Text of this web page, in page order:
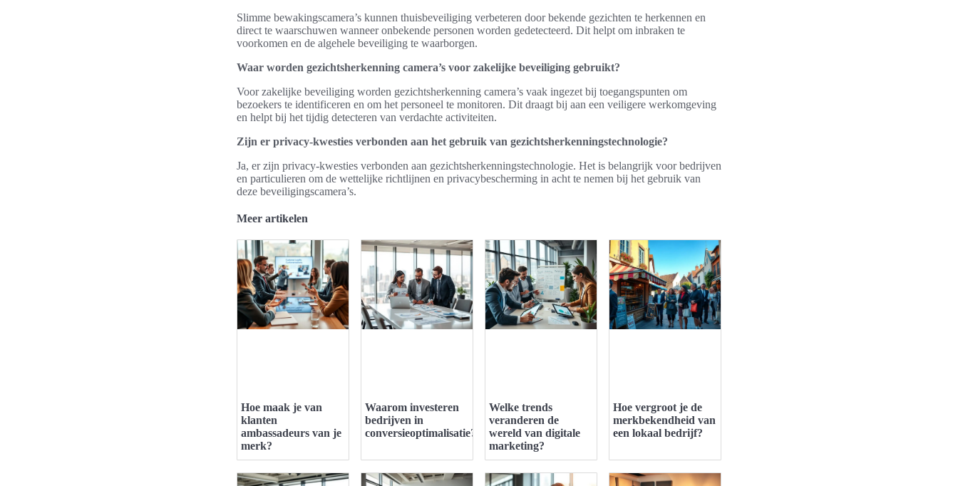
Slimme bewakingscamera’s kunnen thuisbeveiliging verbeteren door bekende gezichten te herkennen en
direct te waarschuwen wanneer onbekende personen worden gedetecteerd. Dit helpt om inbraken te
voorkomen en de algehele beveiliging te waarborgen.
Waar worden gezichtsherkenning camera’s voor zakelijke beveiliging gebruikt?
Voor zakelijke beveiliging worden gezichtsherkenning camera’s vaak ingezet bij toegangspunten om
bezoekers te identificeren en om het personeel te monitoren. Dit draagt bij aan een veiligere werkomgeving
en helpt bij het tijdig detecteren van verdachte activiteiten.
Zijn er privacy-kwesties verbonden aan het gebruik van gezichtsherkenningstechnologie?
Ja, er zijn privacy-kwesties verbonden aan gezichtsherkenningstechnologie. Het is belangrijk voor bedrijven
en particulieren om de wettelijke richtlijnen en privacybescherming in acht te nemen bij het gebruik van
deze beveiligingscamera’s.
Meer artikelen
Hoe maak je van
klanten
ambassadeurs van je
merk?
Waarom investeren
bedrijven in
conversieoptimalisatie?
Welke trends
veranderen de
wereld van digitale
marketing?
Hoe vergroot je de
merkbekendheid van
een lokaal bedrijf?